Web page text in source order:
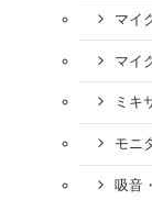
マイ
マイ
ミキ
モニ
吸音